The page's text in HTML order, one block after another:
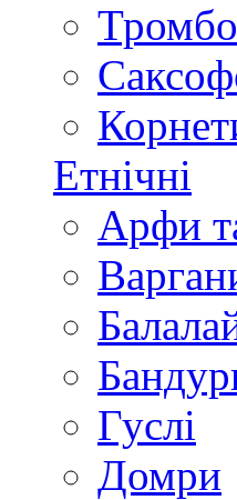
Етнічні
Арфи
Гуслі
Домри